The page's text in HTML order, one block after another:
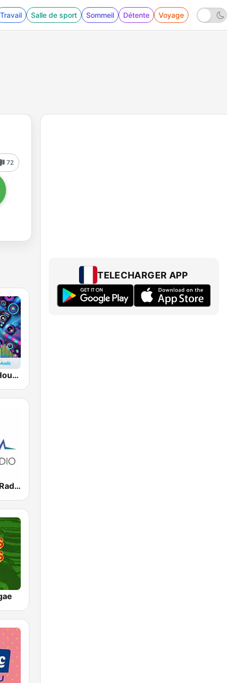
Travail Salle de sport Sommeil Détente Voyage
72
hearMe.FM House
House Party Radio
TELECHARGER APP